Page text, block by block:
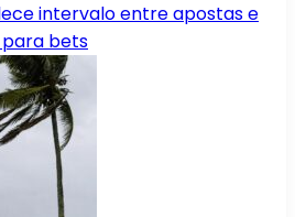
intervalo entre apostas e
bets